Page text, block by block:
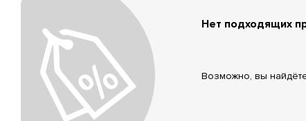
Нет подходящих
Возможно, вы